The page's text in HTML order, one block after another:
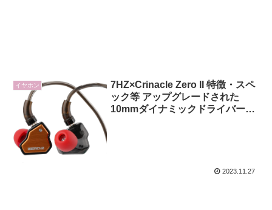
イヤホン
7HZ×Crinacle Zero II 特徴・スペ
ック等 アップグレードされた
10mmダイナミックドライバー搭
2023.11.27